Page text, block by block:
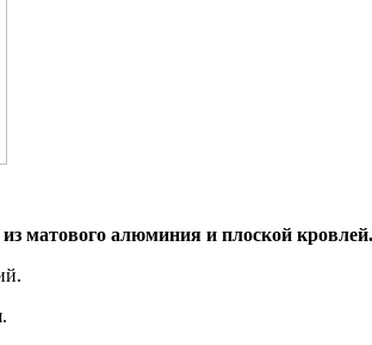
матового алюминия и плоской кровлей.